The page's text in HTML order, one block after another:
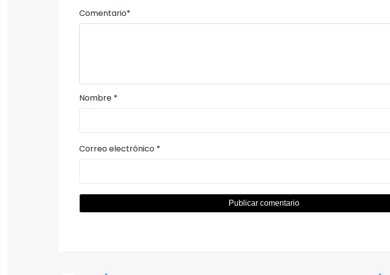
Comentario*
Nombre *
Correo electrónico *